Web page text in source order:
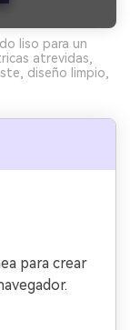
liso para un
atrevidas,
diseño limpio,
para crear